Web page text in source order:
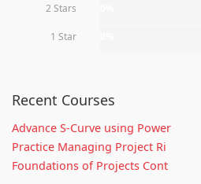
2 Stars
1 Star
Recent Courses
Advance S-Curve using Power
Practice Managing Project Ri
Foundations of Projects Cont